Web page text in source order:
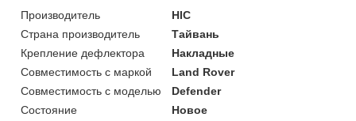
Производитель
HIC
Страна производитель
Тайвань
Крепление дефлектора
Накладные
Совместимость с маркой
Land Rover
Совместимость с моделью
Defender
Состояние
Новое